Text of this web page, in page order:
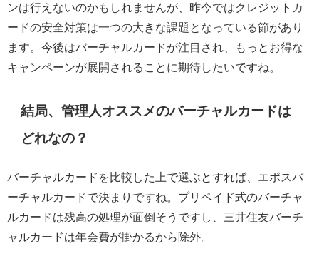
ンは行えないのかもしれませんが、昨今ではクレジットカ
ードの安全対策は一つの大きな課題となっている節があり
ます。今後はバーチャルカードが注目され、もっとお得な
キャンペーンが展開されることに期待したいですね。
結局、管理人オススメのバーチャルカードは
どれなの？
バーチャルカードを比較した上で選ぶとすれば、エポスバ
ーチャルカードで決まりですね。プリペイド式のバーチャ
ルカードは残高の処理が面倒そうですし、三井住友バーチ
ャルカードは年会費が掛かるから除外。